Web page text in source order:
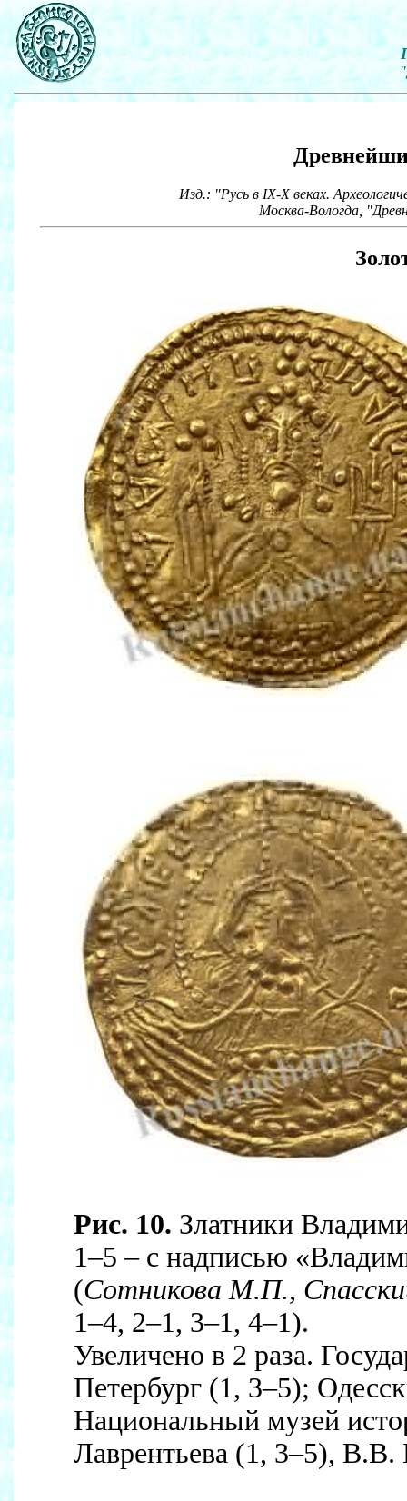
Изд.: "Русь в IX-X веках.
Москва-Вологда,
Рис. 10. Златники
1–5 – с надписью
(Сотникова М.П.,
1–4, 2–1, 3–1, 4–1).
Увеличено в 2 раза.
Петербург (1, 3–5);
Национальный музей
Лаврентьева (1, 3–5), В.В.